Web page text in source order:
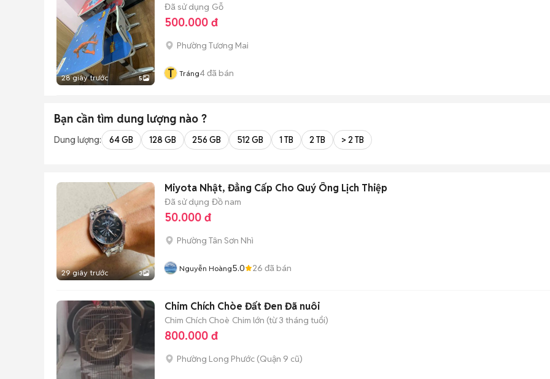
28 giây trước 5
Đã sử dụng Gỗ
500.000 đ
Phường Tương Mai
T Tráng4đã bán
Bạn cần tìm dung lượng nào ?
Dung lượng: 64 GB 128 GB 256 GB 512 GB 1 TB 2 TB > 2 TB
29 giây trước 3
Miyota Nhật, Đẳng Cấp Cho Quý Ông Lịch Thiệp
Đã sử dụng Đồ nam
50.000 đ
Phường Tân Sơn Nhì
Nguyễn Hoàng5.0 26 đã bán
Chim Chích Chòe Đất Đen Đã nuôi
Chim Chích Choè Chim lớn (từ 3 tháng tuổi)
800.000 đ
Phường Long Phước (Quận 9 cũ)